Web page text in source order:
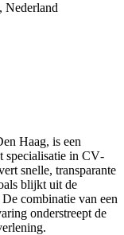
Nederland
Haag, is een
specialisatie in CV‑
snelle, transparante
blijkt uit de
combinatie van een
onderstreept de